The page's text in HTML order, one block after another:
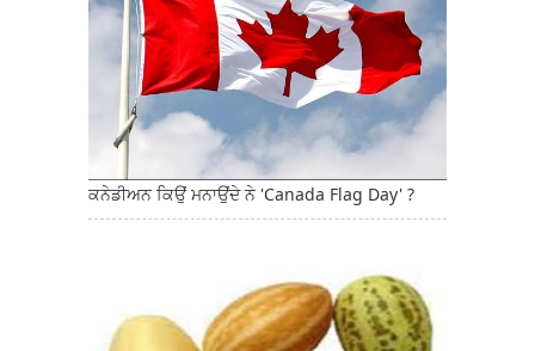
ਕਨੇਡੀਅਨ ਕਿਉਂ ਮਨਾਉਂਦੇ ਨੇ 'Canada Flag Day' ?